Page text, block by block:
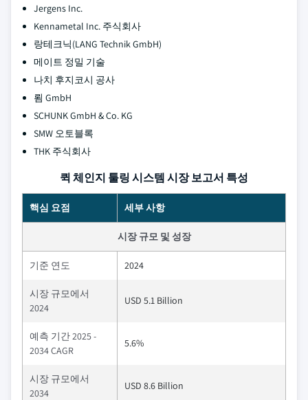
Jergens Inc.
Kennametal Inc. 주식회사
랑테크닉(LANG Technik GmbH)
메이트 정밀 기술
나치 후지코시 공사
룀 GmbH
SCHUNK GmbH & Co. KG
SMW 오토블록
THK 주식회사
퀵 체인지 툴링 시스템 시장 보고서 특성
핵심 요점 세부 사항
시장 규모 및 성장
기준 연도 2024
시장 규모에서
2024
USD 5.1 Billion
예측 기간 2025 -
2034 CAGR
5.6%
시장 규모에서
2034
USD 8.6 Billion